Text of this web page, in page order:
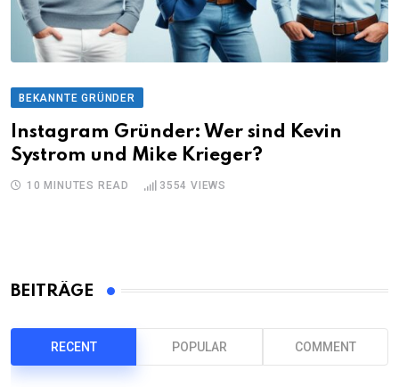
BEKANNTE GRÜNDER
Instagram Gründer: Wer sind Kevin
Systrom und Mike Krieger?
10 MINUTES READ 3554 VIEWS
BEITRÄGE
RECENT POPULAR COMMENT